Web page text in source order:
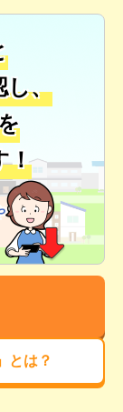
し、
！
とは？